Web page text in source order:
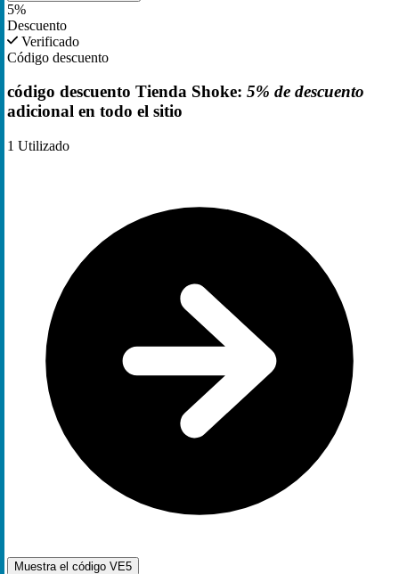
5%
Descuento
Verificado
Código descuento
código descuento Tienda Shoke: 5% de descuento
adicional en todo el sitio
1 Utilizado
Muestra el código VE5